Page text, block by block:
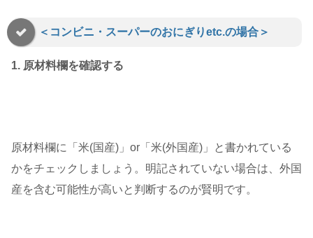
＜コンビニ・スーパーのおにぎりetc.の場合＞
1. 原材料欄を確認する
原材料欄に「米(国産)」or「米(外国産)」と書かれている
かをチェックしましょう。明記されていない場合は、外国
産を含む可能性が高いと判断するのが賢明です。